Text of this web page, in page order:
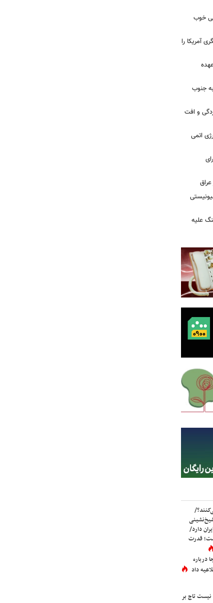
خوب
آمریکا را
در یک روز ۱۱۳ توپ به جنوب
و افت
اتمی
علیه
دارد/
قدرت
درباره
داد
نیست تاج بر